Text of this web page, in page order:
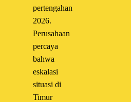
pertengahan
2026.
Perusahaan
percaya
bahwa
eskalasi
situasi di
Timur